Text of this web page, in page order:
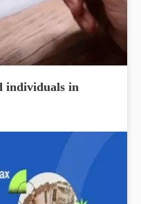
individuals in